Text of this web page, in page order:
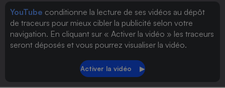
YouTube conditionne la lecture de ses vidéos au dépôt
de traceurs pour mieux cibler la publicité selon votre
navigation. En cliquant sur « Activer la vidéo » les traceurs
seront déposés et vous pourrez visualiser la vidéo.